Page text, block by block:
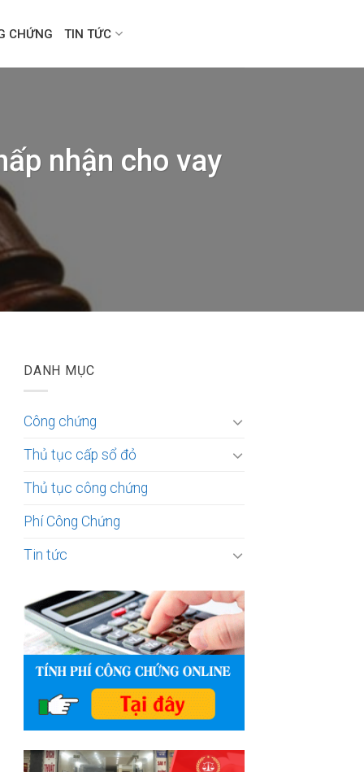
CHỨNG TIN TỨC
nhận cho vay
DANH MỤC
Công chứng
Thủ tục cấp sổ đỏ
Thủ tục công chứng
Phí Công Chứng
Tin tức